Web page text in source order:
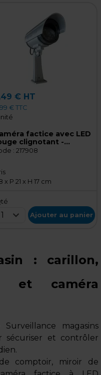
€ HT
€ TTC
factice avec LED
clignotant -
de surveillance
: 217908
x P 21 x H 17 cm
1 Ajouter au panier
: carillon,
et caméra
magasins
sécuriser et contrôler
comptoir, miroir de